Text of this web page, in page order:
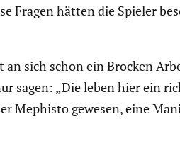
Fragen hätten die Spieler
sich schon ein Brocken
sagen: „Die leben hier ein
Mephisto gewesen, eine